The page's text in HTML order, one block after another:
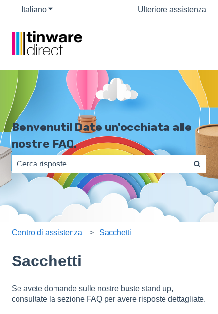
ItalianoMostra sottomenu per le traduzioniUlteriore assistenza
Benvenuti! Date un'occhiata alle
nostre FAQ.
Non sono presenti suggerimenti perché il campo di
Centro di assistenza Sacchetti
Sacchetti
Se avete domande sulle nostre buste stand up,
consultate la sezione FAQ per avere risposte dettagliate.